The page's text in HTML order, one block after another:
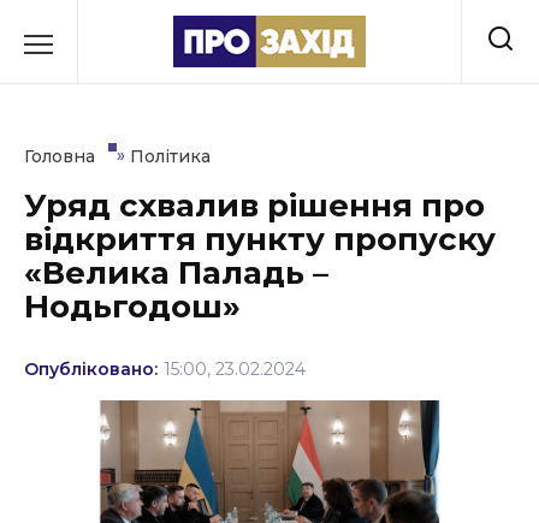
до
Культура
Освіта
Політика
Соціум
Спорт
Головна » Політика
Уряд схвалив рішення про
відкриття пункту пропуску
«Велика Паладь –
Нодьгодош»
Опубліковано: 15:00, 23.02.2024